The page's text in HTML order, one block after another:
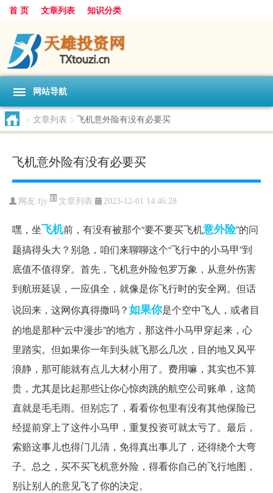
首 页 文章列表 知识分类
网站导航
> 文章列表 > 飞机意外险有没有必要买
飞机意外险有没有必要买
网友:fjy 文章列表 2023-12-01 14:46:28
嘿，坐飞机前，有没有被那个“要不要买飞机意外险”的问
题搞得头大？别急，咱们来聊聊这个“飞行中的小马甲”到
底值不值得穿。首先，飞机意外险包罗万象，从意外伤害
到航班延误，一应俱全，就像是你飞行时的安全网。但话
说回来，这网你真得撒吗？如果你是个空中飞人，或者目
的地是那种“云中漫步”的地方，那这件小马甲穿起来，心
里踏实。但如果你一年到头就飞那么几次，目的地又风平
浪静，那可能就有点儿大材小用了。费用嘛，其实也不算
贵，尤其是比起那些让你心惊肉跳的航空公司账单，这简
直就是毛毛雨。但别忘了，看看你包里有没有其他保险已
经提前穿上了这件小马甲，重复投资可就太亏了。最后，
索赔这事儿也得门儿清，免得真出事儿了，还得绕个大弯
子。总之，买不买飞机意外险，得看你自己的飞行地图，
别让别人的意见飞了你的决定。